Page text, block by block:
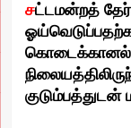
சட்டமன்றத்
கொடைக்கானல்
குடும்பத்துடன்